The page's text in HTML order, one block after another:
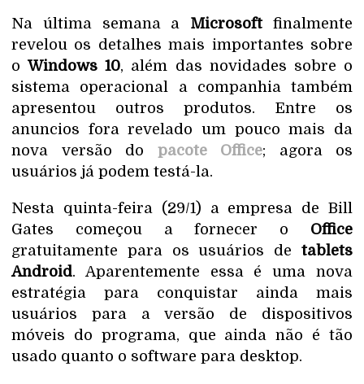
Na última semana a Microsoft finalmente
revelou os detalhes mais importantes sobre
oWindows 10, além das novidades sobre o
sistema operacional a companhia também
apresentou outros produtos. Entre os
anuncios fora revelado um pouco mais da
nova versão do pacote Office; agora os
usuários já podem testá-la.
Nesta quinta-feira (29/1) a empresa de Bill
Gates começou a fornecer o Office
gratuitamente para os usuários de tablets
Android. Aparentemente essa é uma nova
estratégia para conquistar ainda mais
usuários para a versão de dispositivos
móveis do programa, que ainda não é tão
usado quanto o software para desktop.